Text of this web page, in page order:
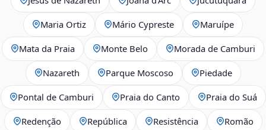
Maria Ortiz Mário Cypreste Maruípe
Mata da Praia Monte Belo Morada de Camburi
Nazareth Parque Moscoso Piedade
Pontal de Camburi Praia do Canto Praia do Suá
Redenção República Resistência Romão